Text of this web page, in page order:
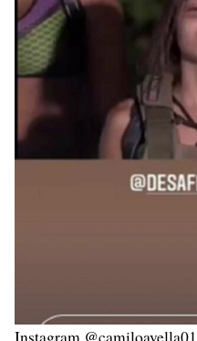
Instagram @camiloavella01